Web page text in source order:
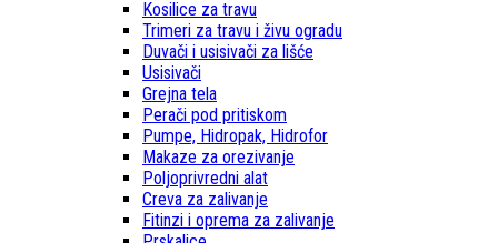
Kosilice za travu
Trimeri za travu i živu ogradu
Duvači i usisivači za lišće
Usisivači
Grejna tela
Perači pod pritiskom
Pumpe, Hidropak, Hidrofor
Makaze za orezivanje
Poljoprivredni alat
Creva za zalivanje
Fitinzi i oprema za zalivanje